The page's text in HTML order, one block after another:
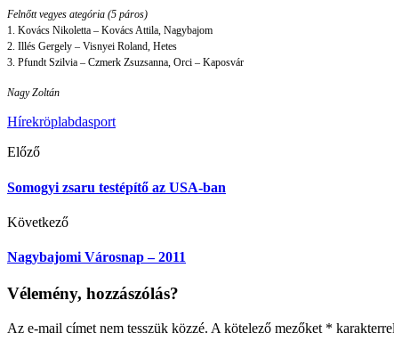
Felnőtt vegyes ategória (5 páros)
1. Kovács Nikoletta – Kovács Attila, Nagybajom
2. Illés Gergely – Visnyei Roland, Hetes
3. Pfundt Szilvia – Czmerk Zsuzsanna, Orci – Kaposvár
Nagy Zoltán
Hírekröplabdasport
Előző
Somogyi zsaru testépítő az USA-ban
Következő
Nagybajomi Városnap – 2011
Vélemény, hozzászólás?
Az e-mail címet nem tesszük közzé. A kötelező mezőket *